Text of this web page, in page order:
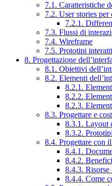
7.1. Caratteristiche
7.2. User stories
7.2.1.
7.3. Flussi di
7.4. Wireframe
7.5. Prototipi
8. Progettazione
8.1. Obiettivi
8.2. Elementi
8.2.1.
8.2.2.
8.2.3.
8.3. Progettare e
8.3.1. Layout
8.3.2.
8.4. Progettare con
8.4.1.
8.4.2.
8.4.3. Risorse
8.4.4. Come